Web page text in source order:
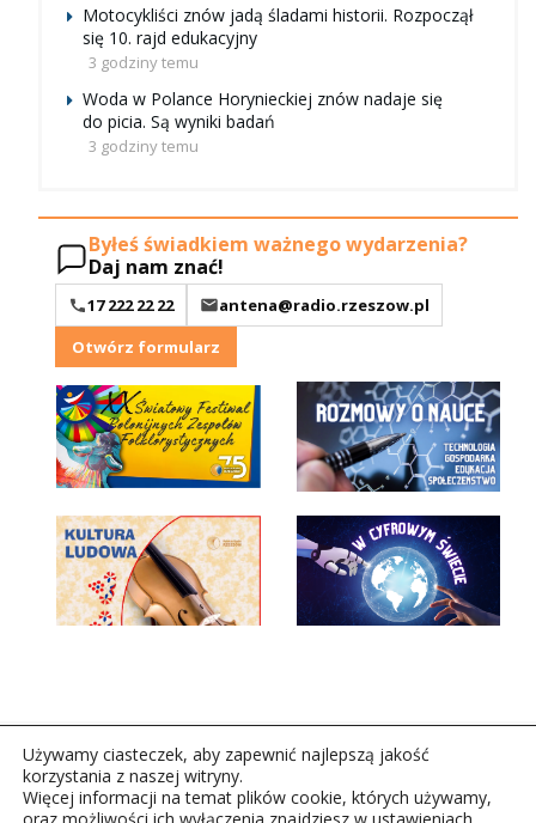
Motocykliści znów jadą śladami historii. Rozpoczął
się 10. rajd edukacyjny
3 godziny temu
Woda w Polance Horynieckiej znów nadaje się
do picia. Są wyniki badań
3 godziny temu
Byłeś świadkiem ważnego wydarzenia?
Daj nam znać!
17 222 22 22
antena@radio.rzeszow.pl
Otwórz formularz
Używamy ciasteczek, aby zapewnić najlepszą jakość
korzystania z naszej witryny.
Więcej informacji na temat plików cookie, których używamy,